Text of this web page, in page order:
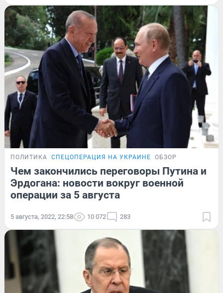
ПОЛИТИКА СПЕЦОПЕРАЦИЯ НА УКРАИНЕ ОБЗОР
Чем закончились переговоры Путина и
Эрдогана: новости вокруг военной
операции за 5 августа
5 августа, 2022, 22:58 10 072 283